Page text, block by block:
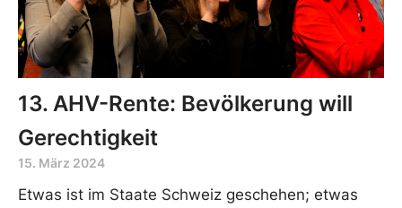
13. AHV-Rente: Bevölkerung will
Gerechtigkeit
15. März 2024
Etwas ist im Staate Schweiz geschehen; etwas